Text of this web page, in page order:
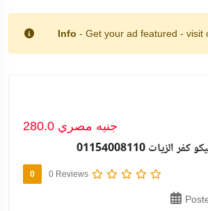
Info - Get your ad featured - visit
280.0 جنيه مصري
01154008110
0 0 Reviews